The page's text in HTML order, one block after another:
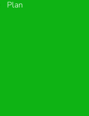
Plan